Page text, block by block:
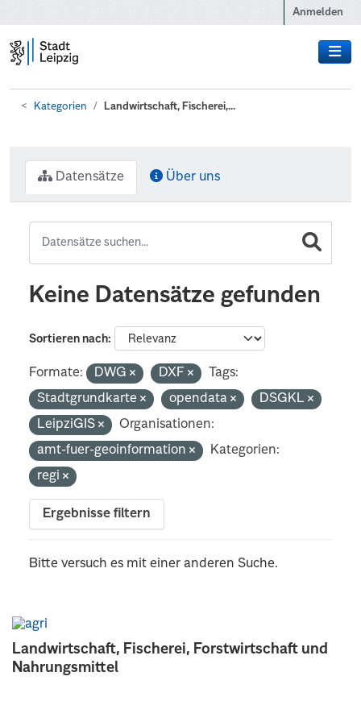
Anmelden
Kategorien Landwirtschaft, Fischerei,...
Landwirtschaft, Fischerei, Forstwirtschaft und
Nahrungsmittel
Datensätze Über uns
Keine Datensätze gefunden
Sortieren nach
Formate: DWG DXF
Tags:
Stadtgrundkarte
opendata
DSGKL
LeipziGIS
Organisationen:
amt-fuer-geoinformation
Kategorien:
regi
Ergebnisse filtern
Bitte versuch es mit einer anderen Suche.